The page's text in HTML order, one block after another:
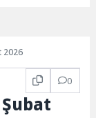
2026
0